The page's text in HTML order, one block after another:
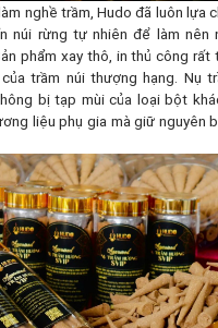
nghề trầm, Hudo đã luôn lựa
núi rừng tự nhiên để làm nên
phẩm xay thô, in thủ công rất
trầm núi thượng hạng. Nụ
bị tạp mùi của loại bột
liệu phụ gia mà giữ nguyên